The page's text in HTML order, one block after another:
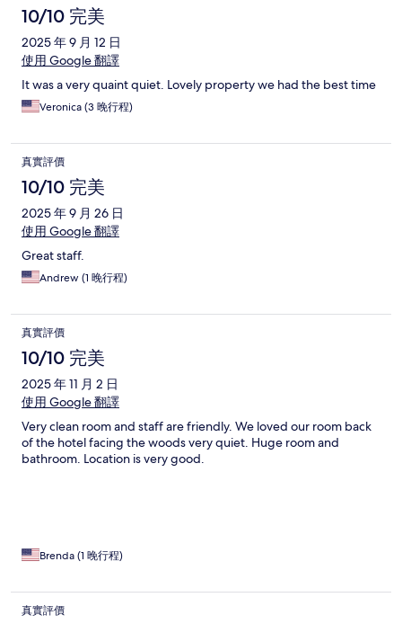
10/10 完美
2025 年 9 月 12 日
使用 Google 翻譯
It was a very quaint quiet. Lovely property we had the best time
Veronica (3 晚行程)
真實評價
10/10 完美
2025 年 9 月 26 日
使用 Google 翻譯
Great staff.
Andrew (1 晚行程)
真實評價
10/10 完美
2025 年 11 月 2 日
使用 Google 翻譯
Very clean room and staff are friendly. We loved our room back
of the hotel facing the woods very quiet. Huge room and
bathroom. Location is very good.
Brenda (1 晚行程)
真實評價